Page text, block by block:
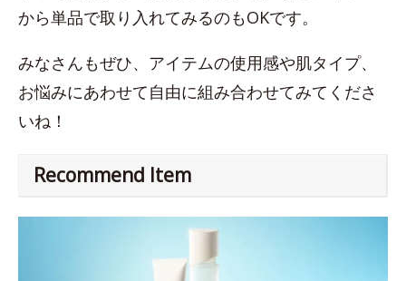
から単品で取り入れてみるのもOKです。
みなさんもぜひ、アイテムの使用感や肌タイプ、
お悩みにあわせて自由に組み合わせてみてくださ
いね！
Recommend Item